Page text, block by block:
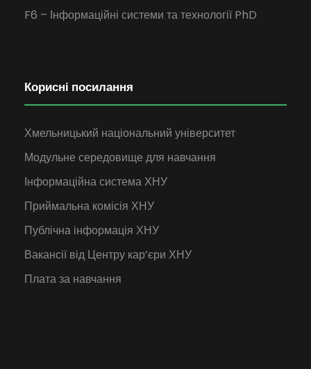
F6 – Інформаційні системи та технології PhD
Корисні посилання
Хмельницький національний університет
Модульне середовище для навчання
Інформаційна система ХНУ
Приймальна комісія ХНУ
Публічна інформація ХНУ
Вакансії від Центру кар’єри ХНУ
Плата за навчання